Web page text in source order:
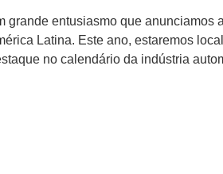
grande entusiasmo que anunciamos
Latina. Este ano, estaremos
no calendário da indústria